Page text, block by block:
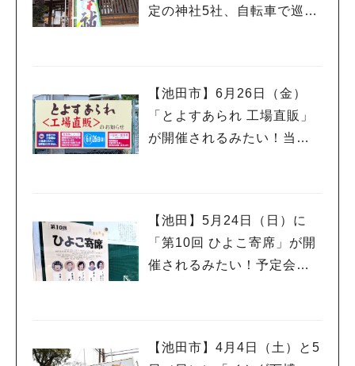
定の神社5社、自転車で巡っ
【池田市】6月26日（金）
「とよすあられ 工場直販」
が開催されるみたい！当日
【池田】5月24日（日）に
「第10回 ひよこ寄席」が開
催されるみたい！予定会場
【池田市】4月4日（土）と5